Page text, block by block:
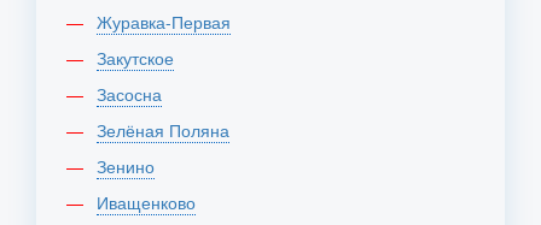
Журавка-Первая
Закутское
Засосна
Зелёная Поляна
Зенино
Иващенково